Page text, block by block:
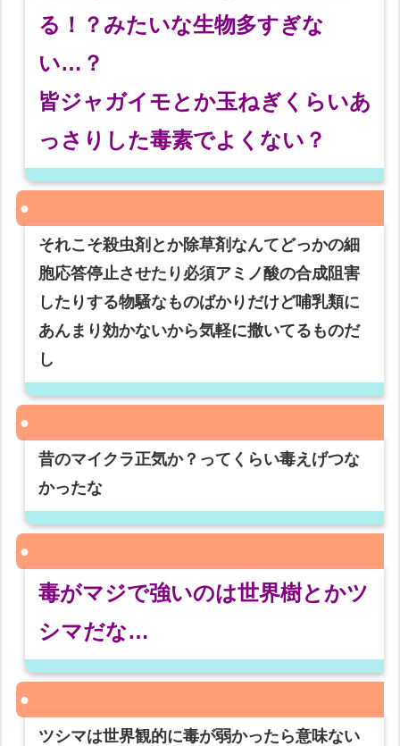
る！？みたいな生物多すぎな
い…？
皆ジャガイモとか玉ねぎくらいあ
っさりした毒素でよくない？
それこそ殺虫剤とか除草剤なんてどっかの細
胞応答停止させたり必須アミノ酸の合成阻害
したりする物騒なものばかりだけど哺乳類に
あんまり効かないから気軽に撒いてるものだ
し
昔のマイクラ正気か？ってくらい毒えげつな
かったな
毒がマジで強いのは世界樹とかツ
シマだな…
ツシマは世界観的に毒が弱かったら意味ない